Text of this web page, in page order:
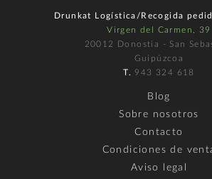
Drunkat Logística/Recogida
Virgen del Carmen, 39
20012 Donostia - San
Guipúzcoa
T. 943 324 618
Blog
Sobre nosotros
Contacto
Condiciones de
Aviso legal